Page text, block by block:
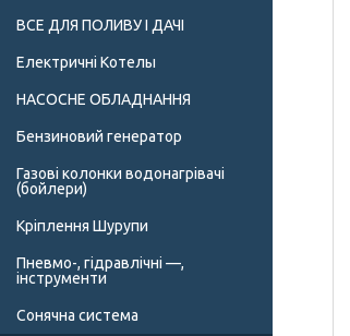
ВСЕ ДЛЯ ПОЛИВУ І ДАЧІ
Електричні Котелы
НАСОСНЕ ОБЛАДНАННЯ
Бензиновий генератор
Газові колонки водонагрівачі
(бойлери)
Кріплення Шурупи
Пневмо-, гідравлічні —,
інструменти
Сонячна система